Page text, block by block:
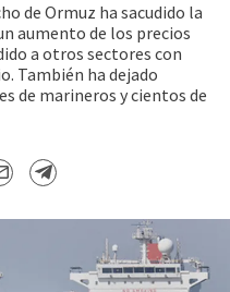
de Ormuz ha sacudido la
aumento de los precios
a otros sectores con
También ha dejado
de marineros y cientos de